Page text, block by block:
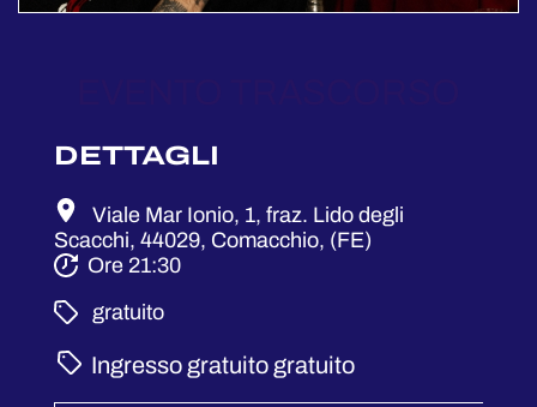
DETTAGLI
Viale Mar Ionio, 1, fraz. Lido degli
Scacchi, 44029, Comacchio, (FE)
Ore 21:30
­ gratuito
Ingresso gratuito gratuito